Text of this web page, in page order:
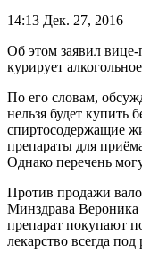
14:13 Дек. 27, 2016
Об этом заявил
курирует
По его словам,
нельзя будет купить
спиртосодержащие
препараты для
Однако перечень
Против продажи
Минздрава
препарат покупают
лекарство всегда под